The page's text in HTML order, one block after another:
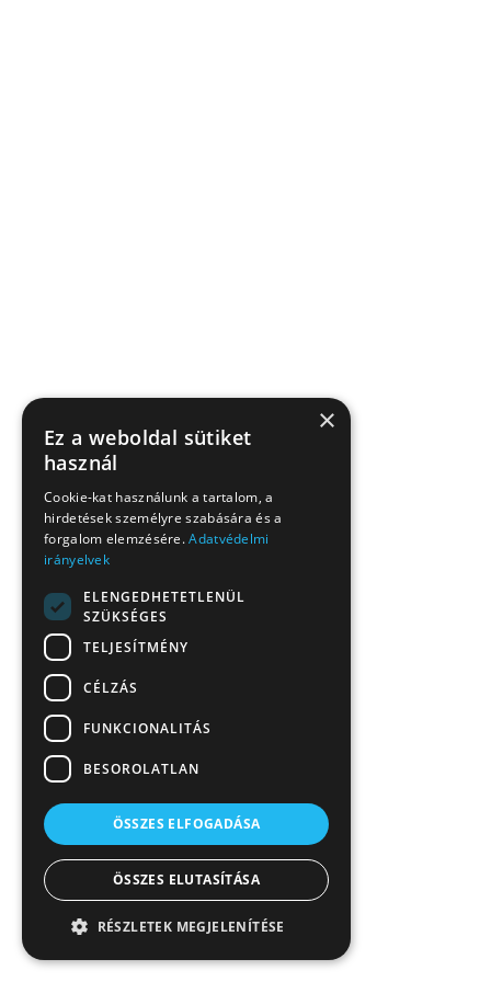
×
Ez a weboldal sütiket
használ
Cookie-kat használunk a tartalom, a
hirdetések személyre szabására és a
forgalom elemzésére.Adatvédelmi
irányelvek
ELENGEDHETETLENÜL
SZÜKSÉGES
TELJESÍTMÉNY
CÉLZÁS
FUNKCIONALITÁS
BESOROLATLAN
ÖSSZES ELFOGADÁSA
ÖSSZES ELUTASÍTÁSA
RÉSZLETEK MEGJELENÍTÉSE